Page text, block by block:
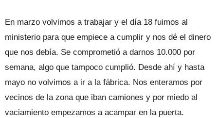
En marzo volvimos a trabajar y el día 18 fuimos al
ministerio para que empiece a cumplir y nos dé el dinero
que nos debía. Se comprometió a darnos 10.000 por
semana, algo que tampoco cumplió. Desde ahí y hasta
mayo no volvimos a ir a la fábrica. Nos enteramos por
vecinos de la zona que iban camiones y por miedo al
vaciamiento empezamos a acampar en la puerta.